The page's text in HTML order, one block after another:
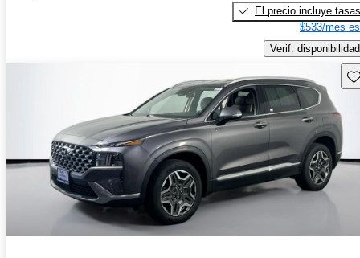
El precio incluye tasas
$533/mes
Verif. disponibilidad